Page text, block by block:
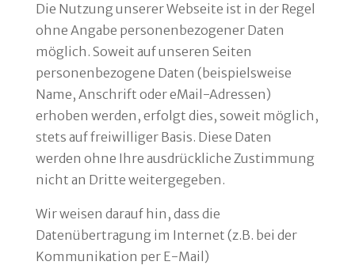
Die Nutzung unserer Webseite ist in der Regel
ohne Angabe personenbezogener Daten
möglich. Soweit auf unseren Seiten
personenbezogene Daten (beispielsweise
Name, Anschrift oder eMail-Adressen)
erhoben werden, erfolgt dies, soweit möglich,
stets auf freiwilliger Basis. Diese Daten
werden ohne Ihre ausdrückliche Zustimmung
nicht an Dritte weitergegeben.
Wir weisen darauf hin, dass die
Datenübertragung im Internet (z.B. bei der
Kommunikation per E-Mail)